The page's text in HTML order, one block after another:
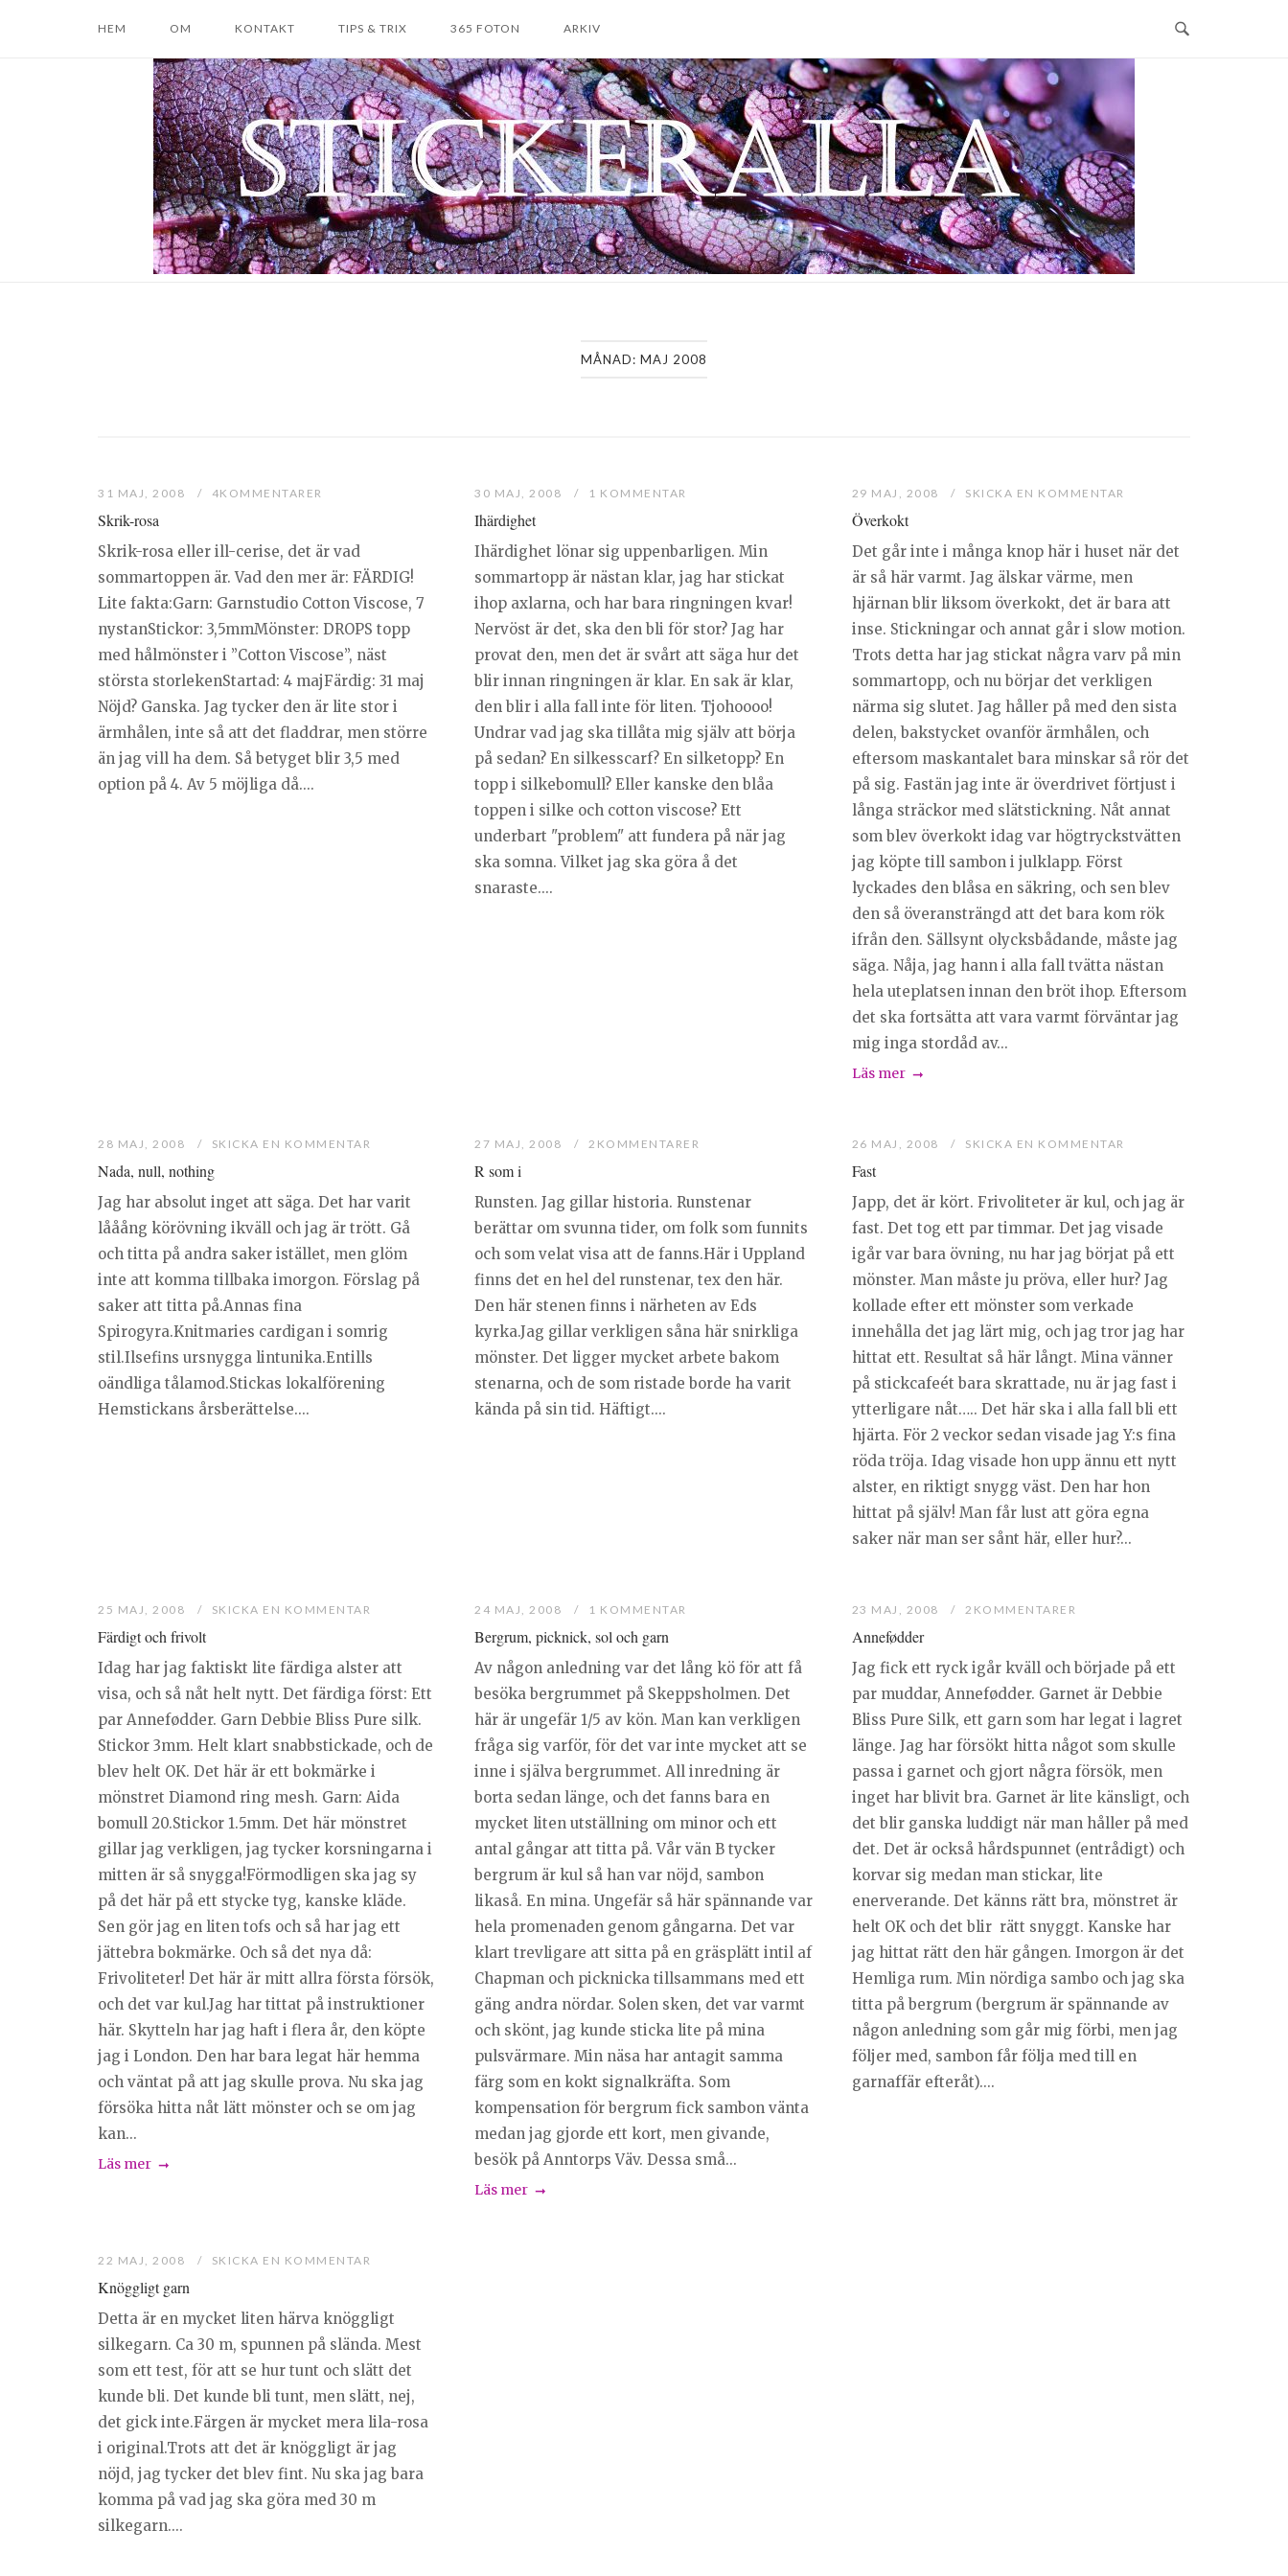
HEM OM KONTAKT TIPS & TRIX 365 FOTON ARKIV
Home
MÅNAD: MAJ 2008
31 MAJ, 2008 4KOMMENTARER
Skrik-rosa
Skrik-rosa eller ill-cerise, det är vad
sommartoppen är. Vad den mer är: FÄRDIG!
Lite fakta:Garn: Garnstudio Cotton Viscose, 7
nystanStickor: 3,5mmMönster: DROPS topp
med hålmönster i ”Cotton Viscose”, näst
största storlekenStartad: 4 majFärdig: 31 maj
Nöjd? Ganska. Jag tycker den är lite stor i
ärmhålen, inte så att det fladdrar, men större
än jag vill ha dem. Så betyget blir 3,5 med
option på 4. Av 5 möjliga då....
30 MAJ, 2008 1 KOMMENTAR
Ihärdighet
Ihärdighet lönar sig uppenbarligen. Min
sommartopp är nästan klar, jag har stickat
ihop axlarna, och har bara ringningen kvar!
Nervöst är det, ska den bli för stor? Jag har
provat den, men det är svårt att säga hur det
blir innan ringningen är klar. En sak är klar,
den blir i alla fall inte för liten. Tjohoooo!
Undrar vad jag ska tillåta mig själv att börja
på sedan? En silkesscarf? En silketopp? En
topp i silkebomull? Eller kanske den blåa
toppen i silke och cotton viscose? Ett
underbart "problem" att fundera på när jag
ska somna. Vilket jag ska göra å det
snaraste....
29 MAJ, 2008 SKICKA EN KOMMENTAR
Överkokt
Det går inte i många knop här i huset när det
är så här varmt. Jag älskar värme, men
hjärnan blir liksom överkokt, det är bara att
inse. Stickningar och annat går i slow motion.
Trots detta har jag stickat några varv på min
sommartopp, och nu börjar det verkligen
närma sig slutet. Jag håller på med den sista
delen, bakstycket ovanför ärmhålen, och
eftersom maskantalet bara minskar så rör det
på sig. Fastän jag inte är överdrivet förtjust i
långa sträckor med slätstickning. Nåt annat
som blev överkokt idag var högtryckstvätten
jag köpte till sambon i julklapp. Först
lyckades den blåsa en säkring, och sen blev
den så överansträngd att det bara kom rök
ifrån den. Sällsynt olycksbådande, måste jag
säga. Nåja, jag hann i alla fall tvätta nästan
hela uteplatsen innan den bröt ihop. Eftersom
det ska fortsätta att vara varmt förväntar jag
mig inga stordåd av...
Läs mer
28 MAJ, 2008 SKICKA EN KOMMENTAR
Nada, null, nothing
Jag har absolut inget att säga. Det har varit
lååång körövning ikväll och jag är trött. Gå
och titta på andra saker istället, men glöm
inte att komma tillbaka imorgon. Förslag på
saker att titta på.Annas fina
Spirogyra.Knitmaries cardigan i somrig
stil.Ilsefins ursnygga lintunika.Entills
oändliga tålamod.Stickas lokalförening
Hemstickans årsberättelse....
27 MAJ, 2008 2KOMMENTARER
R som i
Runsten. Jag gillar historia. Runstenar
berättar om svunna tider, om folk som funnits
och som velat visa att de fanns.Här i Uppland
finns det en hel del runstenar, tex den här.
Den här stenen finns i närheten av Eds
kyrka.Jag gillar verkligen såna här snirkliga
mönster. Det ligger mycket arbete bakom
stenarna, och de som ristade borde ha varit
kända på sin tid. Häftigt....
26 MAJ, 2008 SKICKA EN KOMMENTAR
Fast
Japp, det är kört. Frivoliteter är kul, och jag är
fast. Det tog ett par timmar. Det jag visade
igår var bara övning, nu har jag börjat på ett
mönster. Man måste ju pröva, eller hur? Jag
kollade efter ett mönster som verkade
innehålla det jag lärt mig, och jag tror jag har
hittat ett. Resultat så här långt. Mina vänner
på stickcafeét bara skrattade, nu är jag fast i
ytterligare nåt….. Det här ska i alla fall bli ett
hjärta. För 2 veckor sedan visade jag Y:s fina
röda tröja. Idag visade hon upp ännu ett nytt
alster, en riktigt snygg väst. Den har hon
hittat på själv! Man får lust att göra egna
saker när man ser sånt här, eller hur?...
25 MAJ, 2008 SKICKA EN KOMMENTAR
Färdigt och frivolt
Idag har jag faktiskt lite färdiga alster att
visa, och så nåt helt nytt. Det färdiga först: Ett
par Annefødder. Garn Debbie Bliss Pure silk.
Stickor 3mm. Helt klart snabbstickade, och de
blev helt OK. Det här är ett bokmärke i
mönstret Diamond ring mesh. Garn: Aida
bomull 20.Stickor 1.5mm. Det här mönstret
gillar jag verkligen, jag tycker korsningarna i
mitten är så snygga!Förmodligen ska jag sy
på det här på ett stycke tyg, kanske kläde.
Sen gör jag en liten tofs och så har jag ett
jättebra bokmärke. Och så det nya då:
Frivoliteter! Det här är mitt allra första försök,
och det var kul.Jag har tittat på instruktioner
här. Skytteln har jag haft i flera år, den köpte
jag i London. Den har bara legat här hemma
och väntat på att jag skulle prova. Nu ska jag
försöka hitta nåt lätt mönster och se om jag
kan...
Läs mer
24 MAJ, 2008 1 KOMMENTAR
Bergrum, picknick, sol och garn
Av någon anledning var det lång kö för att få
besöka bergrummet på Skeppsholmen. Det
här är ungefär 1/5 av kön. Man kan verkligen
fråga sig varför, för det var inte mycket att se
inne i själva bergrummet. All inredning är
borta sedan länge, och det fanns bara en
mycket liten utställning om minor och ett
antal gångar att titta på. Vår vän B tycker
bergrum är kul så han var nöjd, sambon
likaså. En mina. Ungefär så här spännande var
hela promenaden genom gångarna. Det var
klart trevligare att sitta på en gräsplätt intil af
Chapman och picknicka tillsammans med ett
gäng andra nördar. Solen sken, det var varmt
och skönt, jag kunde sticka lite på mina
pulsvärmare. Min näsa har antagit samma
färg som en kokt signalkräfta. Som
kompensation för bergrum fick sambon vänta
medan jag gjorde ett kort, men givande,
besök på Anntorps Väv. Dessa små...
Läs mer
23 MAJ, 2008 2KOMMENTARER
Annefødder
Jag fick ett ryck igår kväll och började på ett
par muddar, Annefødder. Garnet är Debbie
Bliss Pure Silk, ett garn som har legat i lagret
länge. Jag har försökt hitta något som skulle
passa i garnet och gjort några försök, men
inget har blivit bra. Garnet är lite känsligt, och
det blir ganska luddigt när man håller på med
det. Det är också hårdspunnet (entrådigt) och
korvar sig medan man stickar, lite
enerverande. Det känns rätt bra, mönstret är
helt OK och det blir rätt snyggt. Kanske har
jag hittat rätt den här gången. Imorgon är det
Hemliga rum. Min nördiga sambo och jag ska
titta på bergrum (bergrum är spännande av
någon anledning som går mig förbi, men jag
följer med, sambon får följa med till en
garnaffär efteråt)....
22 MAJ, 2008 SKICKA EN KOMMENTAR
Knöggligt garn
Detta är en mycket liten härva knöggligt
silkegarn. Ca 30 m, spunnen på slända. Mest
som ett test, för att se hur tunt och slätt det
kunde bli. Det kunde bli tunt, men slätt, nej,
det gick inte.Färgen är mycket mera lila-rosa
i original.Trots att det är knöggligt är jag
nöjd, jag tycker det blev fint. Nu ska jag bara
komma på vad jag ska göra med 30 m
silkegarn....